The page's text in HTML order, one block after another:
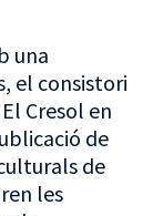
una
el consistori
Cresol en
de
de
les